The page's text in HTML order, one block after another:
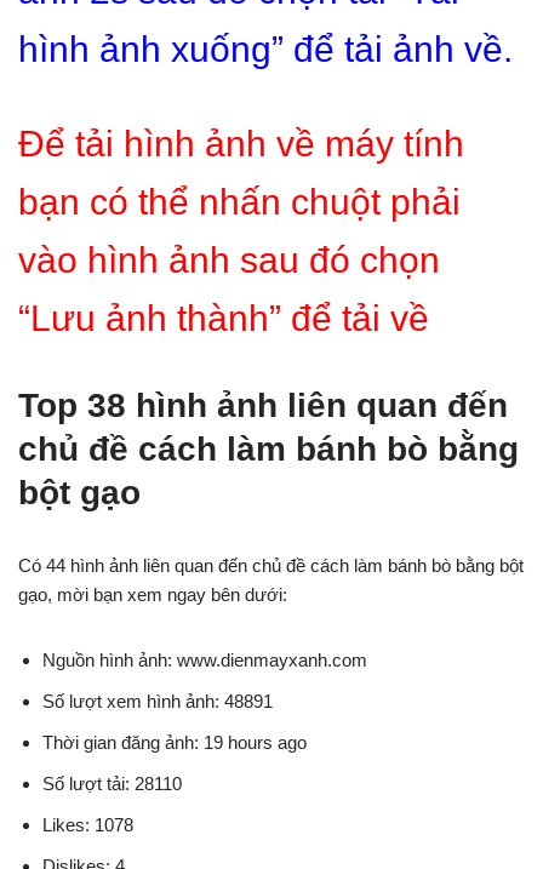
hình ảnh xuống” để tải ảnh về.
Để tải hình ảnh về máy tính
bạn có thể nhấn chuột phải
vào hình ảnh sau đó chọn
“Lưu ảnh thành” để tải về
Top 38 hình ảnh liên quan đến
chủ đề cách làm bánh bò bằng
bột gạo
Có 44 hình ảnh liên quan đến chủ đề cách làm bánh bò bằng bột
gạo, mời bạn xem ngay bên dưới:
Nguồn hình ảnh: www.dienmayxanh.com
Số lượt xem hình ảnh: 48891
Thời gian đăng ảnh: 19 hours ago
Số lượt tải: 28110
Likes: 1078